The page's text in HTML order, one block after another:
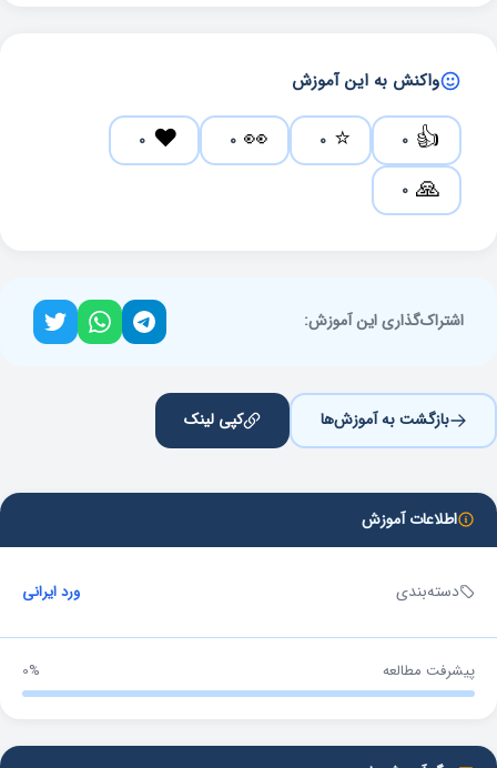
اطلاعات آموزش
دسته‌بندی ورد ایرانی
پیشرفت مطالعه 0%
واکنش به این آموزش
👍
0
⭐
0
👀
0
❤️
0
🙏
0
اشتراک‌گذاری این آموزش:
بازگشت به آموزش‌ها کپی لینک